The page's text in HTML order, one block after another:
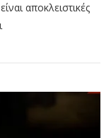
Ark
Περιγραφές,
αποκλειστικές